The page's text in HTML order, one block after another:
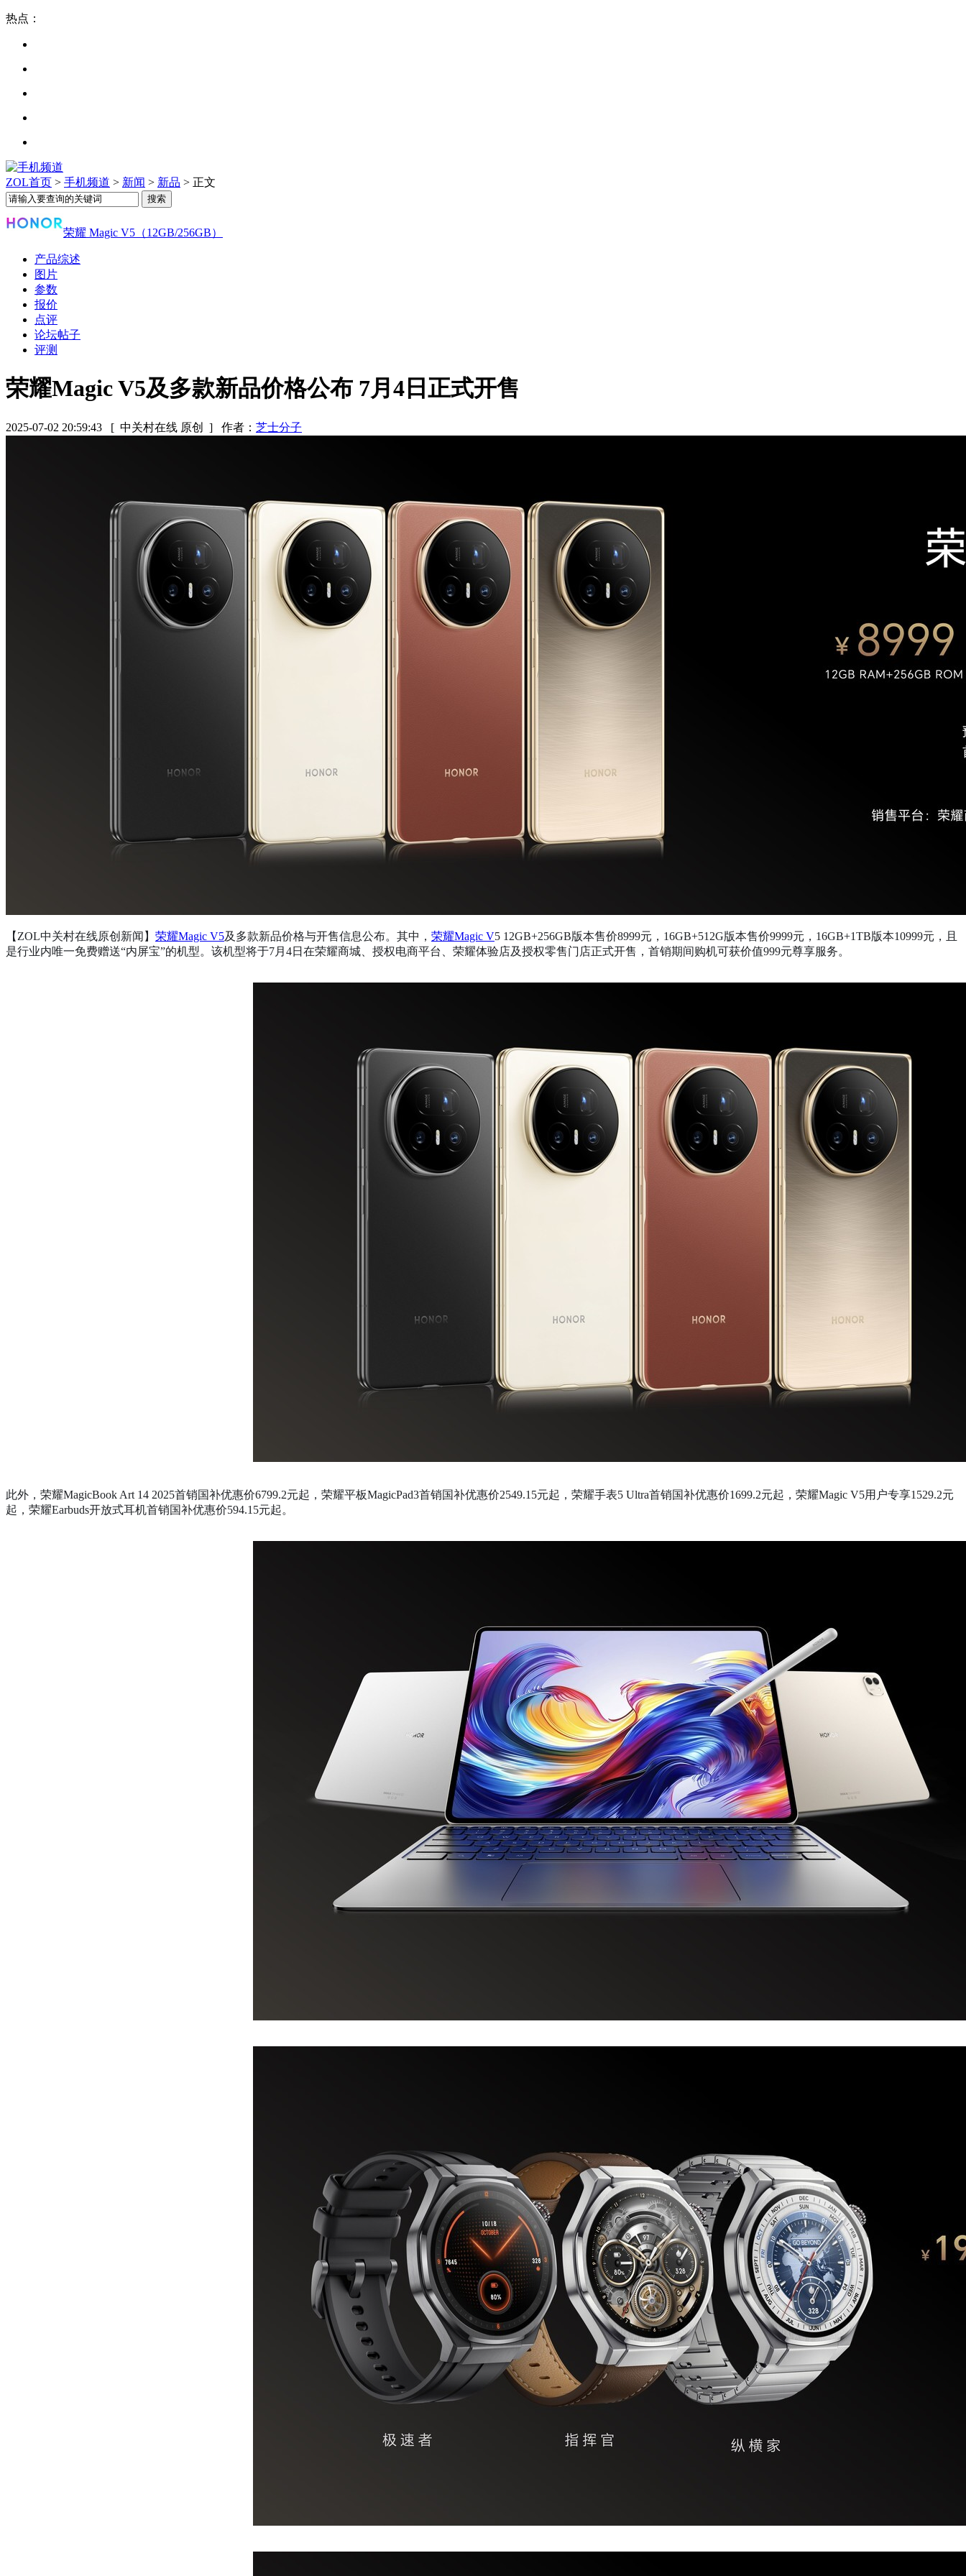
热点：
ZOL首页 > 手机频道 > 新闻 > 新品 > 正文
荣耀 Magic V5（12GB/256GB）
产品综述
图片
参数
报价
点评
论坛帖子
评测
荣耀Magic V5及多款新品价格公布 7月4日正式开售
2025-07-02 20:59:43 [ 中关村在线 原创 ] 作者： 芝士分子
【ZOL中关村在线原创新闻】 荣耀Magic V5及多款新品价格与开售信息公布。其中， 荣耀Magic V5 12GB+256GB版本售价8999元，16GB+512G版本售价9999元，16GB+1TB版本10999元，且
是行业内唯一免费赠送“内屏宝”的机型。该机型将于7月4日在荣耀商城、授权电商平台、荣耀体验店及授权零售门店正式开售，首销期间购机可获价值999元尊享服务。
此外，荣耀MagicBook Art 14 2025首销国补优惠价6799.2元起，荣耀平板MagicPad3首销国补优惠价2549.15元起，荣耀手表5 Ultra首销国补优惠价1699.2元起，荣耀Magic V5用户专享1529.2元
起，荣耀Earbuds开放式耳机首销国补优惠价594.15元起。